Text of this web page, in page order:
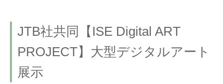
JTB社共同【ISE Digital ART
PROJECT】大型デジタルアート
展示